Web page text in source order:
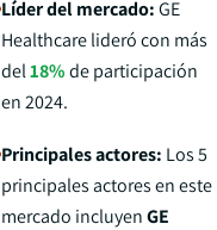
Líder del mercado:GE
Healthcare lideró con más
del18%de participación
en 2024.
Principales actores: Los 5
principales actores en este
mercado incluyenGE